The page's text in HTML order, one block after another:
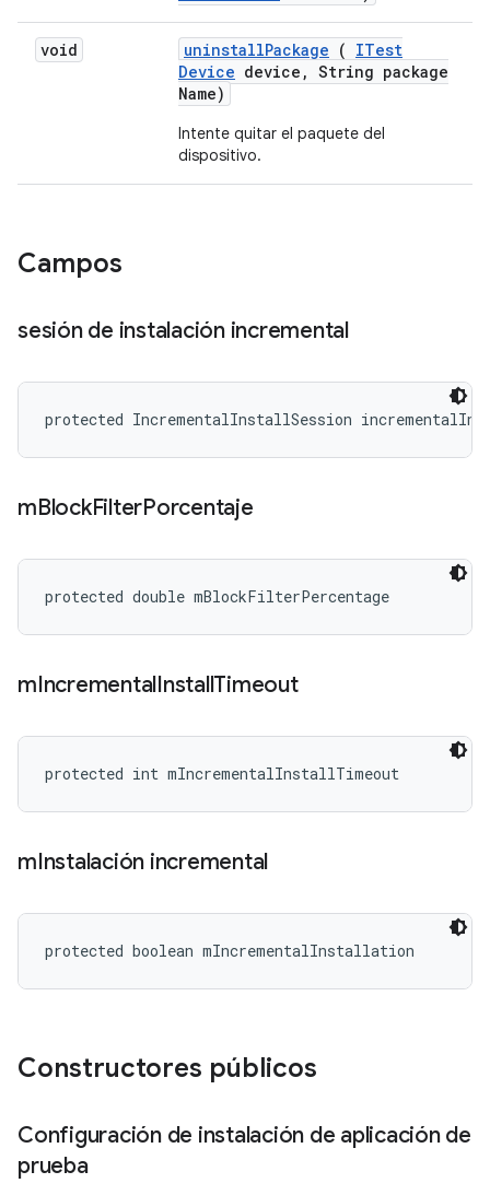
void uninstallPackage ( ITest
Device device , String package
Name)
Intente quitar el paquete del
dispositivo.
Campos
sesión de instalación incremental
protected IncrementalInstallSession
mBlockFilterPorcentaje
protected double mBlockFilterPercentage
mIncrementalInstallTimeout
protected int mIncrementalInstallTimeout
mInstalación incremental
protected boolean mIncrementalInstallation
Constructores públicos
Configuración de instalación de aplicación de
prueba